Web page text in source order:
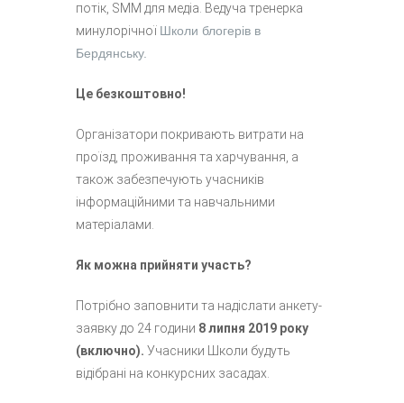
потік, SMM для медіа. Ведуча тренерка
минулорічної Школи блогерів в
Бердянську.
Це безкоштовно!
Організатори покривають витрати на
проїзд, проживання та харчування, а
також забезпечують учасників
інформаційними та навчальними
матеріалами.
Як можна прийняти участь?
Потрібно заповнити та надіслати анкету-
заявку до 24 години 8 липня 2019 року
(включно). Учасники Школи будуть
відібрані на конкурсних засадах.